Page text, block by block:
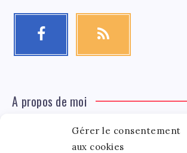
Gérer le consentement
aux cookies
A propos de moi
Léa Tinger
Fondatrice